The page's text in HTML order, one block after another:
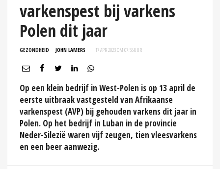
varkenspest bij varkens
Polen dit jaar
GEZONDHEID JOHN LAMERS 17 APR 2023 OM 07:55UUR
Op een klein bedrijf in West-Polen is op 13 april de
eerste uitbraak vastgesteld van Afrikaanse
varkenspest (AVP) bij gehouden varkens dit jaar in
Polen. Op het bedrijf in Luban in de provincie
Neder-Silezië waren vijf zeugen, tien vleesvarkens
en een beer aanwezig.